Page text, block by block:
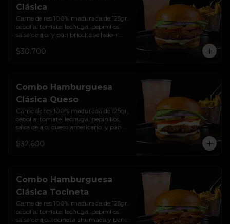
Clásica
Carne de res 100% madurada de 125gr,
cebolla, tomate, lechuga, pepinillos,
salsa de ajo  y pan brioche sellado +
$30.700
Combo Hamburguesa
Clásica Queso
Carne de res 100% madurada de 125gr,
cebolla, tomate, lechuga, pepinillos,
salsa de ajo, queso americano  y pan
casa
$32.600
Combo Hamburguesa
Clásica Tocineta
Carne de res 100% madurada de 125gr,
cebolla, tomate, lechuga, pepinillos,
salsa de ajo, tocineta ahumada y pan